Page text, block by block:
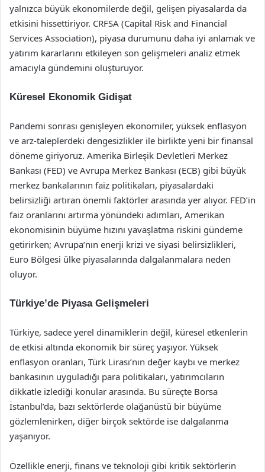
yalnızca büyük ekonomilerde değil, gelişen piyasalarda da
etkisini hissettiriyor. CRFSA (Capital Risk and Financial
Services Association), piyasa durumunu daha iyi anlamak ve
yatırım kararlarını etkileyen son gelişmeleri analiz etmek
amacıyla gündemini oluşturuyor.
Küresel Ekonomik Gidişat
Pandemi sonrası genişleyen ekonomiler, yüksek enflasyon
ve arz-taleplerdeki dengesizlikler ile birlikte yeni bir finansal
döneme giriyoruz. Amerika Birleşik Devletleri Merkez
Bankası (FED) ve Avrupa Merkez Bankası (ECB) gibi büyük
merkez bankalarının faiz politikaları, piyasalardaki
belirsizliği artıran önemli faktörler arasında yer alıyor. FED’in
faiz oranlarını artırma yönündeki adımları, Amerikan
ekonomisinin büyüme hızını yavaşlatma riskini gündeme
getirirken; Avrupa’nın enerji krizi ve siyasi belirsizlikleri,
Euro Bölgesi ülke piyasalarında dalgalanmalara neden
oluyor.
Türkiye’de Piyasa Gelişmeleri
Türkiye, sadece yerel dinamiklerin değil, küresel etkenlerin
de etkisi altında ekonomik bir süreç yaşıyor. Yüksek
enflasyon oranları, Türk Lirası’nın değer kaybı ve merkez
bankasının uyguladığı para politikaları, yatırımcıların
dikkatle izlediği konular arasında. Bu süreçte Borsa
İstanbul’da, bazı sektörlerde olağanüstü bir büyüme
gözlemlenirken, diğer birçok sektörde ise dalgalanma
yaşanıyor.
Özellikle enerji, finans ve teknoloji gibi kritik sektörlerin